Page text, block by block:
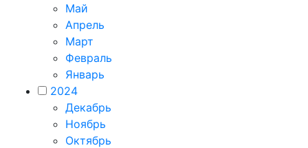
Май
Апрель
Март
Февраль
Январь
2024
Декабрь
Ноябрь
Октябрь